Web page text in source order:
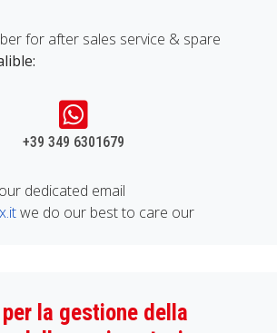
for after sales service & spare
+39 349 6301679
dedicated email
we do our best to care our
la gestione della